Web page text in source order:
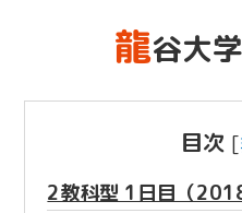
龍谷大
目次 [
2教科型 1日目（